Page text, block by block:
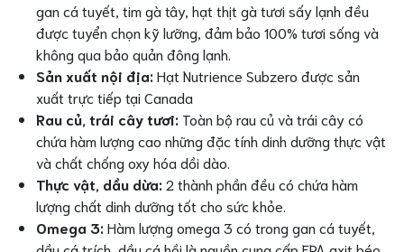
gan cá tuyết, tim gà tây, hạt thịt gà tươi sấy lạnh đều
được tuyển chọn kỹ lưỡng, đảm bảo 100% tươi sống và
không qua bảo quản đông lạnh.
Sản xuất nội địa: Hạt Nutrience Subzero được sản
xuất trực tiếp tại Canada
Rau củ, trái cây tươi: Toàn bộ rau củ và trái cây có
chứa hàm lượng cao những đặc tính dinh dưỡng thực vật
và chất chống oxy hóa dồi dào.
Thực vật, dầu dừa: 2 thành phần đều có chứa hàm
lượng chất dinh dưỡng tốt cho sức khỏe.
Omega 3: Hàm lượng omega 3 có trong gan cá tuyết,